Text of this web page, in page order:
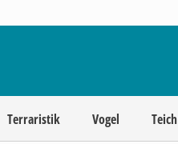
Terraristik Vogel Teich